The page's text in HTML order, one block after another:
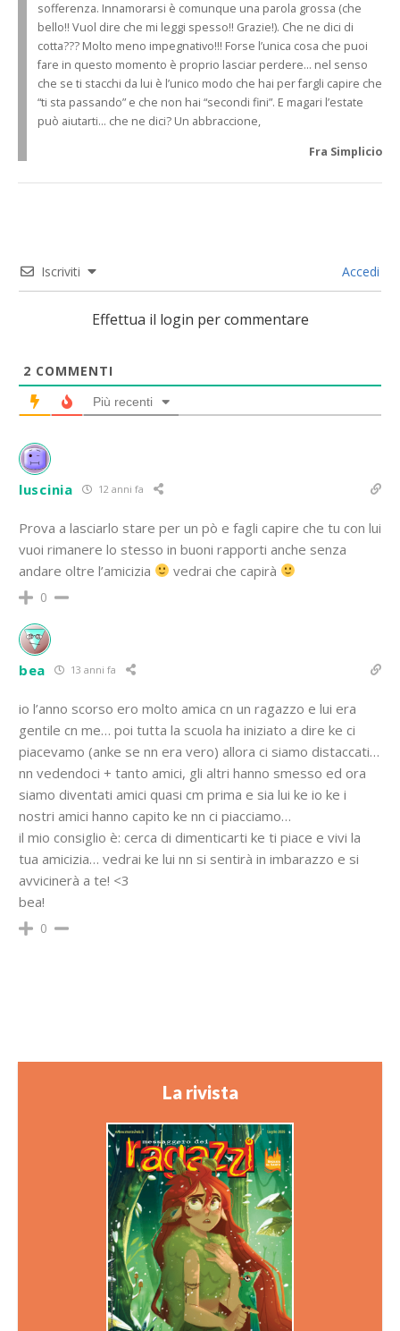
sofferenza. Innamorarsi è comunque una parola grossa (che
bello!! Vuol dire che mi leggi spesso!! Grazie!). Che ne dici di
cotta??? Molto meno impegnativo!!! Forse l’unica cosa che puoi
fare in questo momento è proprio lasciar perdere… nel senso
che se ti stacchi da lui è l’unico modo che hai per fargli capire che
“ti sta passando” e che non hai “secondi fini”. E magari l’estate
può aiutarti… che ne dici? Un abbraccione,
Fra Simplicio
Iscriviti Accedi
Effettua il login per commentare
2 COMMENTI
Più recenti
luscinia 12 anni fa
Prova a lasciarlo stare per un pò e fagli capire che tu con lui
vuoi rimanere lo stesso in buoni rapporti anche senza
andare oltre l’amicizia
vedrai che capirà
0
bea 13 anni fa
io l’anno scorso ero molto amica cn un ragazzo e lui era
gentile cn me… poi tutta la scuola ha iniziato a dire ke ci
piacevamo (anke se nn era vero) allora ci siamo distaccati…
nn vedendoci + tanto amici, gli altri hanno smesso ed ora
siamo diventati amici quasi cm prima e sia lui ke io ke i
nostri amici hanno capito ke nn ci piacciamo…
il mio consiglio è: cerca di dimenticarti ke ti piace e vivi la
tua amicizia… vedrai ke lui nn si sentirà in imbarazzo e si
avvicinerà a te! <3
bea!
0
La rivista